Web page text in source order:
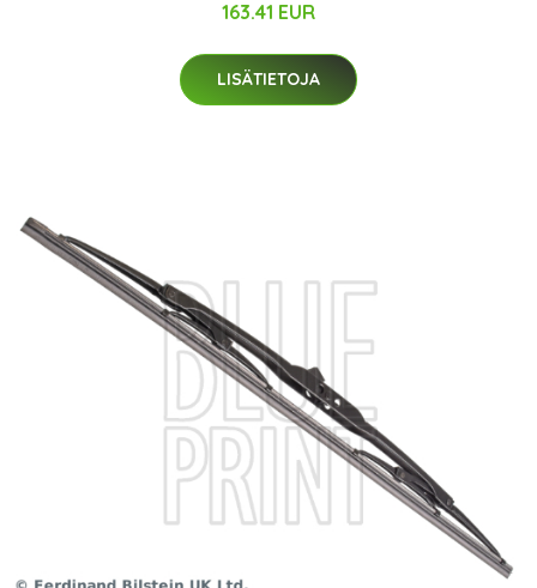
163.41 EUR
LISÄTIETOJA